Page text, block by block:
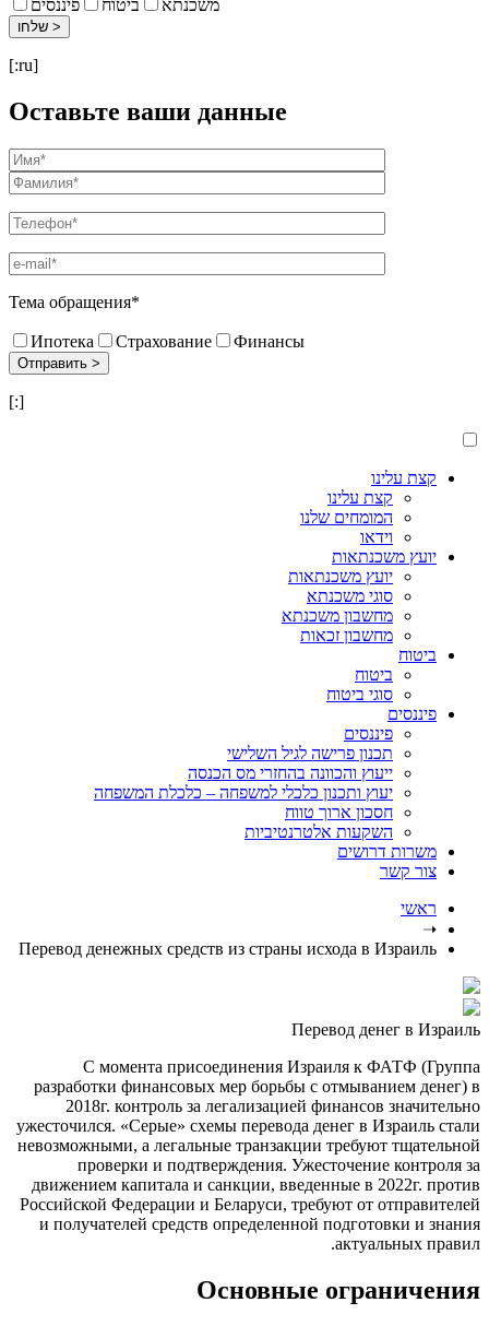
משכנתא ביטוח פיננסים
[:ru]
Оставьте ваши данные
Тема обращения*
Ипотека Страхование Финансы
[:]
קצת עלינו
קצת עלינו
המומחים שלנו
וידאו
יועץ משכנתאות
יועץ משכנתאות
סוגי משכנתא
מחשבון משכנתא
מחשבון זכאות
ביטוח
ביטוח
סוגי ביטוח
פיננסים
פיננסים
תכנון פרישה לגיל השלישי
ייעוץ והכוונה בהחזרי מס הכנסה
יעוץ ותכנון כלכלי למשפחה – כלכלת המשפחה
חסכון ארוך טווח
השקעות אלטרנטיביות
משרות דרושים
צור קשר
ראשי
➝
Перевод денежных средств из страны исхода в Израиль
Перевод денег в Израиль
С момента присоединения Израиля к ФАТФ (Группа
разработки финансовых мер борьбы с отмыванием денег) в
2018г. контроль за легализацией финансов значительно
ужесточился. «Серые» схемы перевода денег в Израиль стали
невозможными, а легальные транзакции требуют тщательной
проверки и подтверждения. Ужесточение контроля за
движением капитала и санкции, введенные в 2022г. против
Российской Федерации и Беларуси, требуют от отправителей
и получателей средств определенной подготовки и знания
актуальных правил.
Основные ограничения